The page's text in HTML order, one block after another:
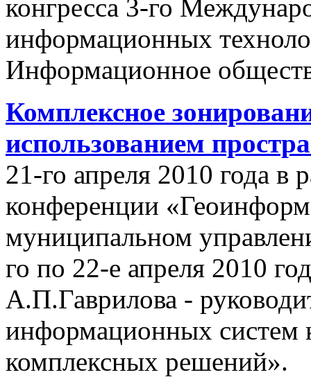
конгресса 3-го
информационных
Информационное
Комплексное
использованием
21-го апреля 2010 года в
конференции
муниципальном
го по 22-е апреля 2010
А.П.Гаврилова -
информационных систем
комплексных решений».